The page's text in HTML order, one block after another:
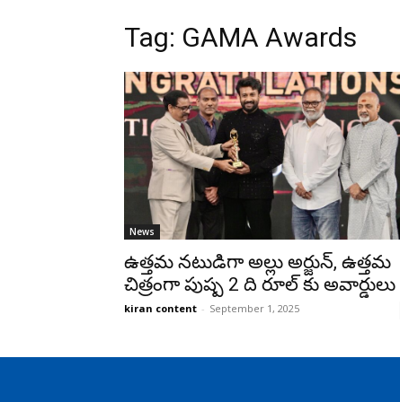
Tag: GAMA Awards
News
ఉత్తమ నటుడిగా అల్లు అర్జున్, ఉత్తమ
చిత్రంగా పుష్ప 2 ది రూల్ కు అవార్డులు
kiran content - September 1, 2025